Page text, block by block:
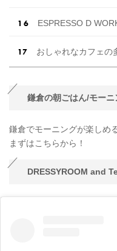
ESPRESSO D
おしゃれなカフェ
鎌倉の朝ごはん/モーニ
鎌倉でモーニングが楽しめ
まずはこちらから！
DRESSYROOM and